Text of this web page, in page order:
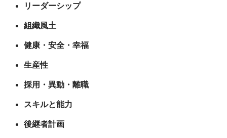
リーダーシップ
組織風土
健康・安全・幸福
生産性
採用・異動・離職
スキルと能力
後継者計画